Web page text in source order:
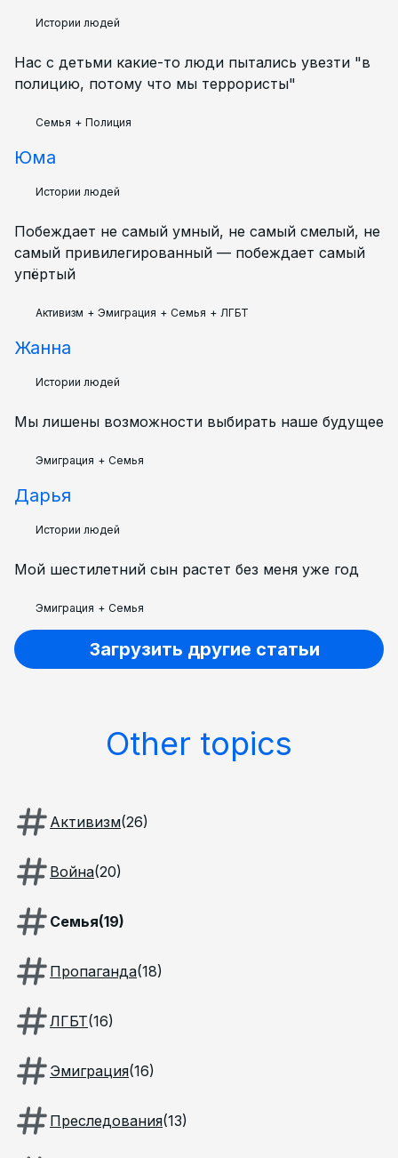
Истории людей
Нас с детьми какие-то люди пытались увезти "в
полицию, потому что мы террористы"
Семья + Полиция
Юма
Истории людей
Побеждает не самый умный, не самый смелый, не
самый привилегированный — побеждает самый
упёртый
Активизм + Эмиграция + Семья + ЛГБТ
Жанна
Истории людей
Мы лишены возможности выбирать наше будущее
Эмиграция + Семья
Дарья
Истории людей
Мой шестилетний сын растет без меня уже год
Эмиграция + Семья
Загрузить другие статьи
Other topics
Активизм(26)
Война(20)
Семья(19)
Пропаганда(18)
ЛГБТ(16)
Эмиграция(16)
Преследования(13)